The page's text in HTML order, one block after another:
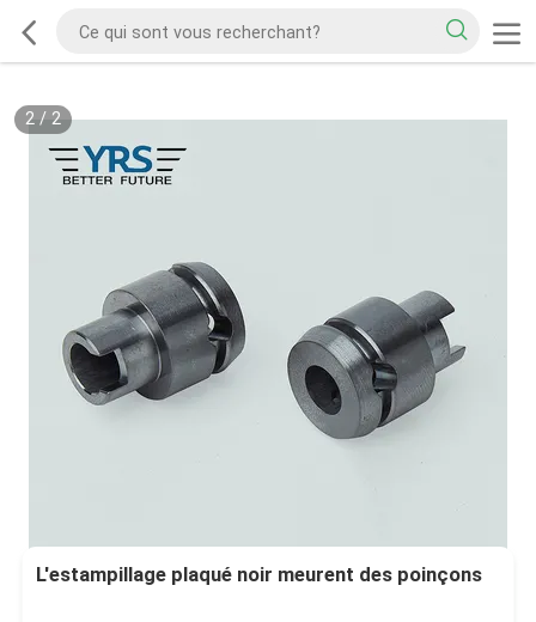
2/ 2
L'estampillage plaqué noir meurent des poinçons